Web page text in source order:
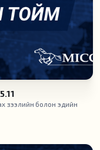
зээлийн болон эдийн